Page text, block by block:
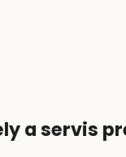
a servis